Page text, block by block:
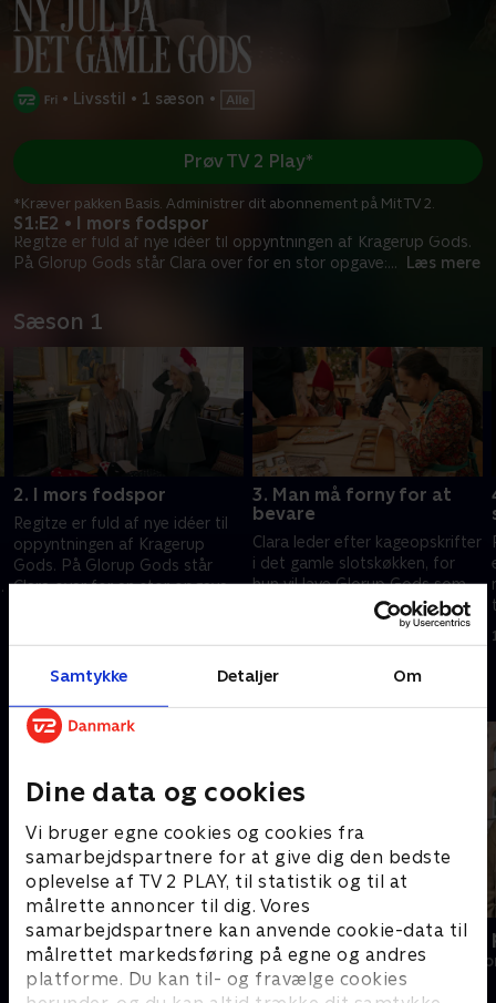
Samtykke Detaljer Om
Dine data og cookies
Vi bruger egne cookies og cookies fra
samarbejdspartnere for at give dig den bedste
oplevelse af TV 2 PLAY, til statistik og til at
målrette annoncer til dig. Vores
samarbejdspartnere kan anvende cookie-data til
målrettet markedsføring på egne og andres
platforme. Du kan til- og fravælge cookies
• Livsstil • 1 sæson •
S1:E2 • I mors fodspor
Regitze er fuld af nye idéer til oppyntningen af Kragerup Gods.
På Glorup Gods står Clara over for en stor opgave:... Læs mere
Prøv TV 2 Play*
*Kræver pakken Basis. Administrer dit abonnement på Mit TV 2.
Sæson 1
2. I mors fodspor
Regitze er fuld af nye idéer til
oppyntningen af Kragerup
Gods. På Glorup Gods står
Clara over for en stor opgave:
3. Man må forny for at
bevare
Clara leder efter kageopskrifter
i det gamle slotskøkken, for
hun vil lave Glorup Gods som
kagehus. Christian åbner
portene op for julemarkedets
første gæster.
Andre så også
Jul på alpehotellet
Livsstil • 1 sæsoner
En stor dag
Livsstil • 3